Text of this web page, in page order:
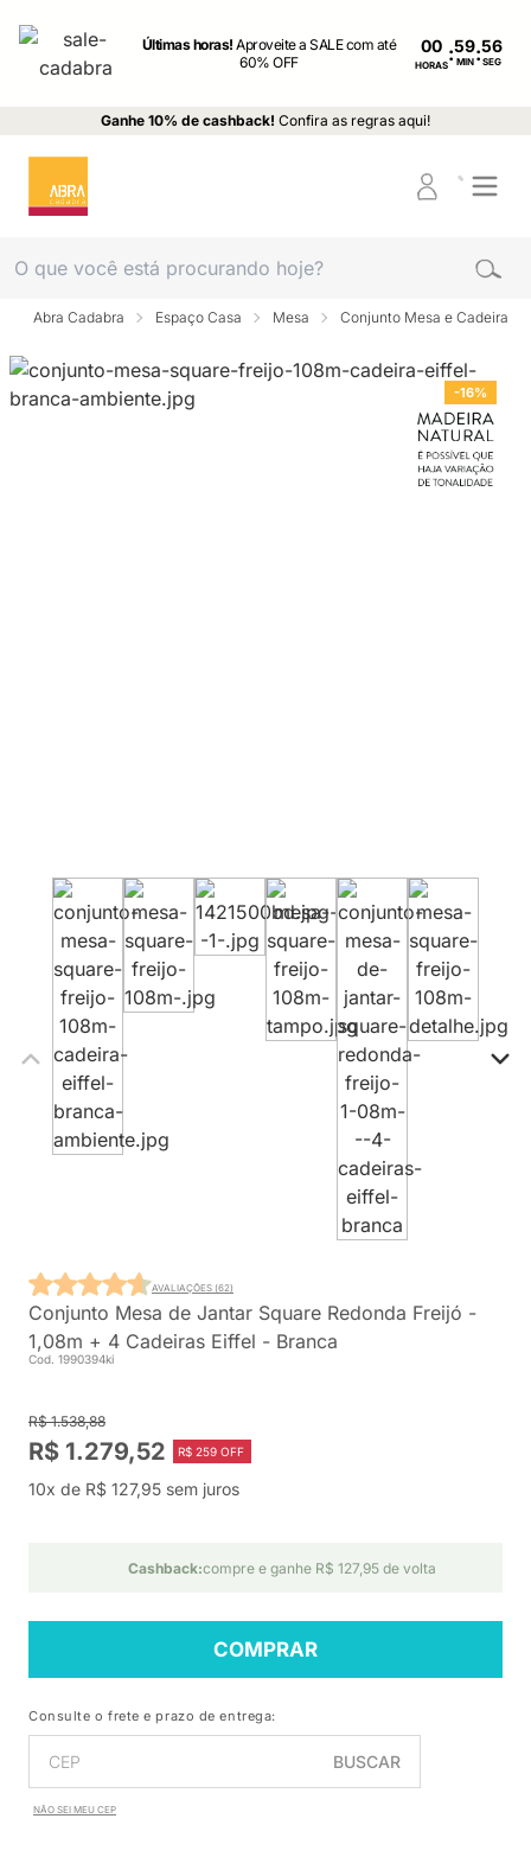
Últimas horas!Aproveite a SALE com até
60% OFF
00
HORAS: MIN : SEG
Ganhe 10% de cashback! Confira as regras aqui!
Abra Cadabra Espaço Casa Mesa Conjunto Mesa e Cadeira
-16%
Conjunto Mesa de Jantar Square Redonda Freijó -
1,08m + 4 Cadeiras Eiffel - Branca
Cod. 1990394ki
AVALIAÇÕES (62)
R$ 1.538,88
R$ 1.279,52 R$ 259 OFF
10x de R$ 127,95 sem juros
Cashback:compre e ganhe R$ 127,95 de volta
COMPRAR
Consulte o frete e prazo de entrega:
BUSCAR
NÃO SEI MEU CEP